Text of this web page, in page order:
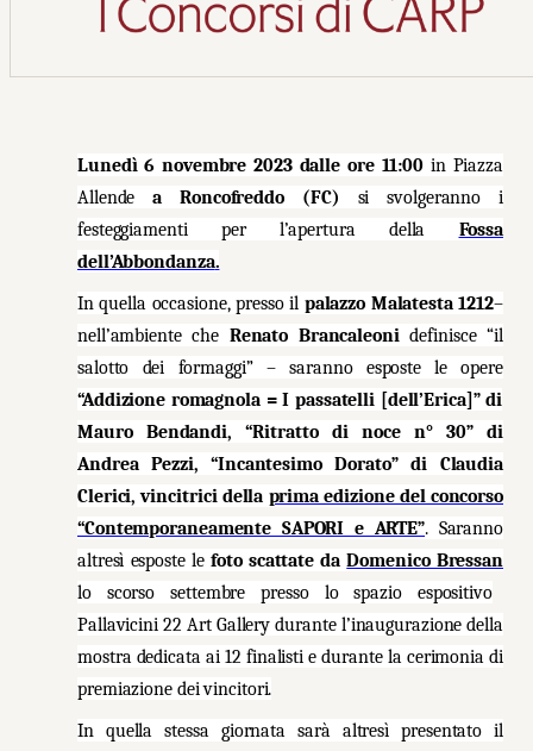
Lunedì 6 novembre 2023 dalle ore 11:00 in Piazza
Allendea Roncofreddo (FC) si svolgeranno i
festeggiamenti per l’apertura della Fossa
dell’Abbondanza.
In quella occasione, presso il palazzo Malatesta 1212–
nell’ambiente che Renato Brancaleonidefinisce “il
salotto dei formaggi” – saranno esposte le opere
“Addizione romagnola = I passatelli [dell’Erica]” di
Mauro Bendandi, “Ritratto di noce n° 30” di
Andrea Pezzi, “Incantesimo Dorato” di Claudia
Clerici, vincitrici della prima edizione del concorso
“Contemporaneamente SAPORI e ARTE”. Saranno
altresì esposte lefoto scattate daDomenico Bressan
lo scorso settembre presso lo spazio espositivo
Pallavicini 22 Art Gallery durante l’inaugurazione della
mostra dedicata ai 12 finalisti e durante la cerimonia di
premiazione dei vincitori.
In quella stessa giornata sarà altresì presentato il